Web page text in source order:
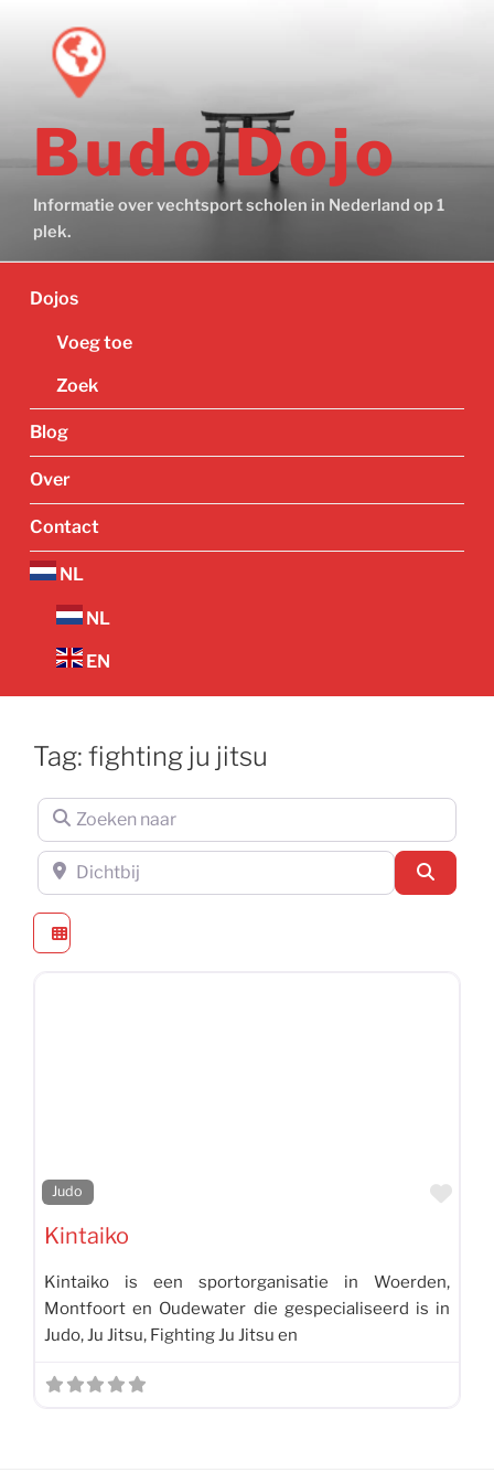
Budo Dojo
Informatie over vechtsport scholen in Nederland op 1
plek.
Dojos
Voeg toe
Zoek
Blog
Over
Contact
NL
NL
EN
Tag: fighting ju jitsu
Zoeken naar
Dichtbij
Judo
Kintaiko
Kintaiko is een sportorganisatie in Woerden,
Montfoort en Oudewater die gespecialiseerd is in
Judo, Ju Jitsu, Fighting Ju Jitsu en